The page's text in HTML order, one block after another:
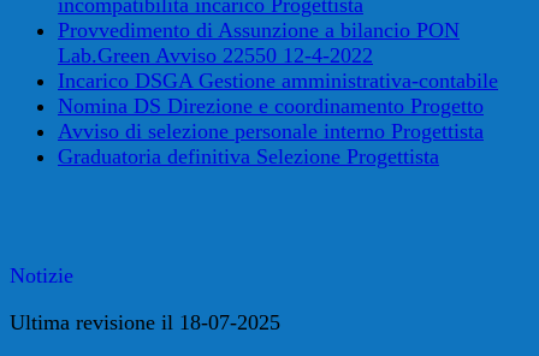
incompatibilità incarico Progettista
Provvedimento di Assunzione a bilancio PON
Lab.Green Avviso 22550 12-4-2022
Incarico DSGA Gestione amministrativa-contabile
Nomina DS Direzione e coordinamento Progetto
Avviso di selezione personale interno Progettista
Graduatoria definitiva Selezione Progettista
Notizie
Ultima revisione il 18-07-2025